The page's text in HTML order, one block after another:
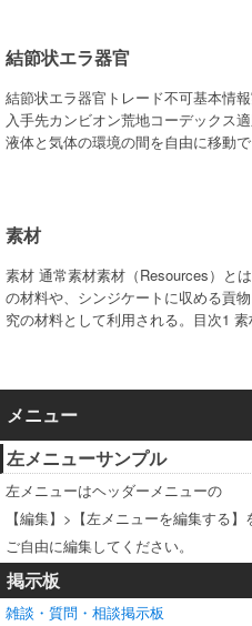
結節状エラ器官
結節状エラ器官トレード不可基本情
入手先カンビオン荒地コーデックス
液体と気体の環境の間を自由に移動
素材
素材 通常素材素材（Resources）と
の材料や、シンジケートに収める貢
究の材料として利用される。目次1
メニュー
左メニューサンプル
左メニューはヘッダーメニューの
【編集】>【左メニューを編集する
ご自由に編集してください。
掲示板
雑談・質問・相談掲示板